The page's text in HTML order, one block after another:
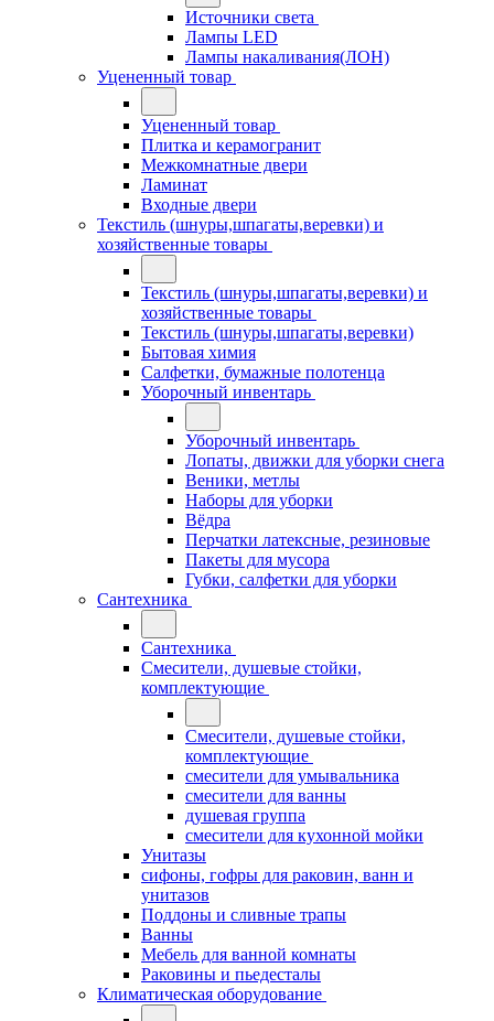
Источники света
Лампы LED
Лампы накаливания(ЛОН)
Уцененный товар
Уцененный товар
Плитка и керамогранит
Межкомнатные двери
Ламинат
Входные двери
Текстиль (шнуры,шпагаты,веревки) и
хозяйственные товары
Текстиль (шнуры,шпагаты,веревки) и
хозяйственные товары
Текстиль (шнуры,шпагаты,веревки)
Бытовая химия
Салфетки, бумажные полотенца
Уборочный инвентарь
Уборочный инвентарь
Лопаты, движки для уборки снега
Веники, метлы
Наборы для уборки
Вёдра
Перчатки латексные, резиновые
Пакеты для мусора
Губки, салфетки для уборки
Сантехника
Сантехника
Смесители, душевые стойки,
комплектующие
Смесители, душевые стойки,
комплектующие
смесители для умывальника
смесители для ванны
душевая группа
смесители для кухонной мойки
Унитазы
сифоны, гофры для раковин, ванн и
унитазов
Поддоны и сливные трапы
Ванны
Мебель для ванной комнаты
Раковины и пьедесталы
Климатическая оборудование